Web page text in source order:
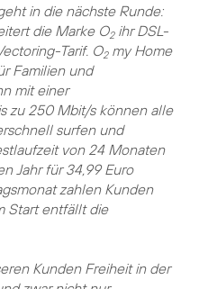
in die nächste Runde:
die Marke O2ihr DSL-
Tarif. O2my Home
Familien und
mit einer
zu 250 Mbit/s können alle
surfen und
von 24 Monaten
Jahr für 34,99 Euro
zahlen Kunden
Start entfällt die
Kunden Freiheit in der